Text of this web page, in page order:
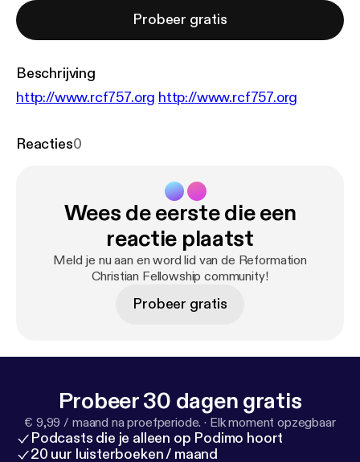
Probeer gratis
Beschrijving
http://www.rcf757.org http://www.rcf757.org
Reacties0
Wees de eerste die een
reactie plaatst
Meld je nu aan en word lid van de Reformation
Christian Fellowship community!
Probeer gratis
Probeer 30 dagen gratis
€ 9,99 / maand na proefperiode. · Elk moment opzegbaar
Podcasts die je alleen op Podimo hoort
20 uur luisterboeken / maand